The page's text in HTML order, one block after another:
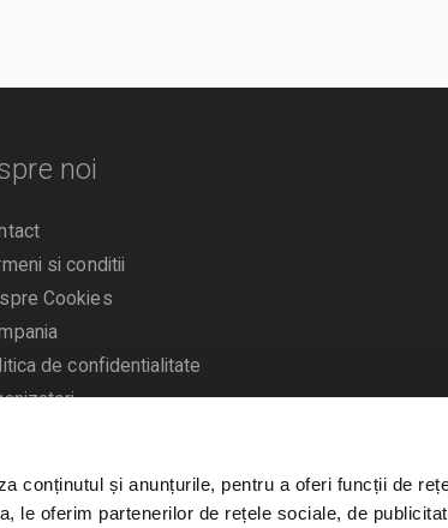
conținutul și anunțurile, pentru a oferi funcții de
le oferim partenerilor de rețele sociale, de
noi
si conditii
Cookies
de confidentialitate